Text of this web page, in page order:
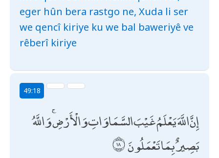
eger hûn bera rastgo ne, Xuda li ser
we qencî kiriye ku we bal baweriyê ve
rêberî kiriye
49:18
إِنَّ اللَّهَ يَعْلَمُ غَيْبَ السَّمَاوَاتِ وَالْأَرْضِ ۚ وَاللَّهُ
بَصِيرٌ بِمَا تَعْمَلُونَ